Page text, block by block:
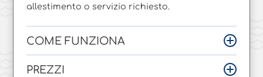
allestimento o servizio richiesto.
COME FUNZIONA
PREZZI